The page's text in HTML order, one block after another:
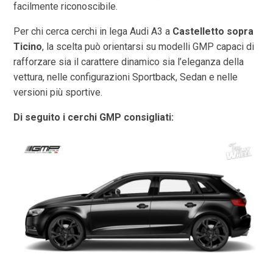
facilmente riconoscibile.
Per chi cerca cerchi in lega Audi A3 a Castelletto sopra
Ticino, la scelta può orientarsi su modelli GMP capaci di
rafforzare sia il carattere dinamico sia l’eleganza della
vettura, nelle configurazioni Sportback, Sedan e nelle
versioni più sportive.
Di seguito i cerchi GMP consigliati: